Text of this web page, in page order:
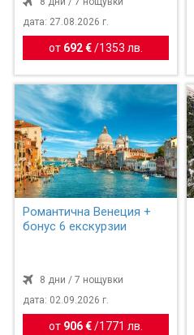
дата: 27.08.2026 г.
от 692 € / 1353 лв.
Романтична Венеция +
бонус 6 екскурзии
8 дни / 7 нощувки
дата: 02.09.2026 г.
от 906 € / 1771 лв.